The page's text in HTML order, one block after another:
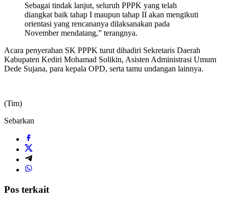
Sebagai tindak lanjut, seluruh PPPK yang telah
diangkat baik tahap I maupun tahap II akan mengikuti
orientasi yang rencananya dilaksanakan pada
November mendatang,” terangnya.
Acara penyerahan SK PPPK turut dihadiri Sekretaris Daerah
Kabupaten Kediri Mohamad Solikin, Asisten Administrasi Umum
Dede Sujana, para kepala OPD, serta tamu undangan lainnya.
(Tim)
Sebarkan
Pos terkait